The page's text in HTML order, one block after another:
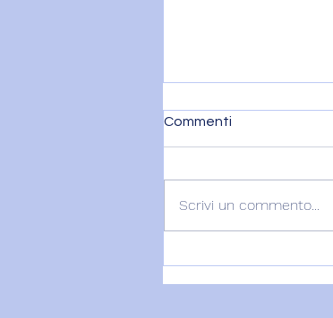
Recensione Erika..
Commenti
Scrivi un commento...